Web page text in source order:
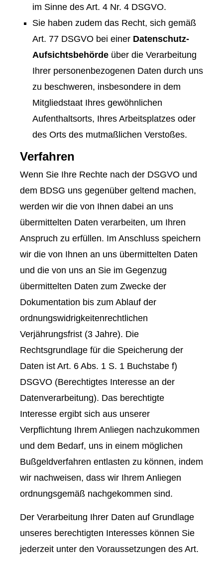
im Sinne des Art. 4 Nr. 4 DSGVO.
Sie haben zudem das Recht, sich gemäß
Art. 77 DSGVO bei einer Datenschutz-
Aufsichtsbehörde über die Verarbeitung
Ihrer personenbezogenen Daten durch uns
zu beschweren, insbesondere in dem
Mitgliedstaat Ihres gewöhnlichen
Aufenthaltsorts, Ihres Arbeitsplatzes oder
des Orts des mutmaßlichen Verstoßes.
Verfahren
Wenn Sie Ihre Rechte nach der DSGVO und
dem BDSG uns gegenüber geltend machen,
werden wir die von Ihnen dabei an uns
übermittelten Daten verarbeiten, um Ihren
Anspruch zu erfüllen. Im Anschluss speichern
wir die von Ihnen an uns übermittelten Daten
und die von uns an Sie im Gegenzug
übermittelten Daten zum Zwecke der
Dokumentation bis zum Ablauf der
ordnungswidrigkeitenrechtlichen
Verjährungsfrist (3 Jahre). Die
Rechtsgrundlage für die Speicherung der
Daten ist Art. 6 Abs. 1 S. 1 Buchstabe f)
DSGVO (Berechtigtes Interesse an der
Datenverarbeitung). Das berechtigte
Interesse ergibt sich aus unserer
Verpflichtung Ihrem Anliegen nachzukommen
und dem Bedarf, uns in einem möglichen
Bußgeldverfahren entlasten zu können, indem
wir nachweisen, dass wir Ihrem Anliegen
ordnungsgemäß nachgekommen sind.
Der Verarbeitung Ihrer Daten auf Grundlage
unseres berechtigten Interesses können Sie
jederzeit unter den Voraussetzungen des Art.